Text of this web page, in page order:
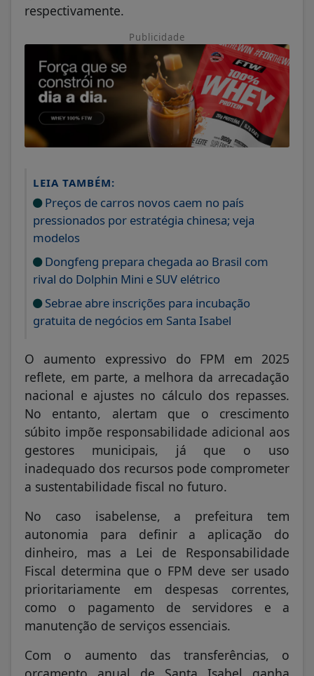
respectivamente.
Publicidade
LEIA TAMBÉM:
Preços de carros novos caem no país
pressionados por estratégia chinesa; veja
modelos
Dongfeng prepara chegada ao Brasil com
rival do Dolphin Mini e SUV elétrico
Sebrae abre inscrições para incubação
gratuita de negócios em Santa Isabel
O aumento expressivo do FPM em 2025
reflete, em parte, a melhora da arrecadação
nacional e ajustes no cálculo dos repasses.
No entanto, alertam que o crescimento
súbito impõe responsabilidade adicional aos
gestores municipais, já que o uso
inadequado dos recursos pode comprometer
a sustentabilidade fiscal no futuro.
No caso isabelense, a prefeitura tem
autonomia para definir a aplicação do
dinheiro, mas a Lei de Responsabilidade
Fiscal determina que o FPM deve ser usado
prioritariamente em despesas correntes,
como o pagamento de servidores e a
manutenção de serviços essenciais.
Com o aumento das transferências, o